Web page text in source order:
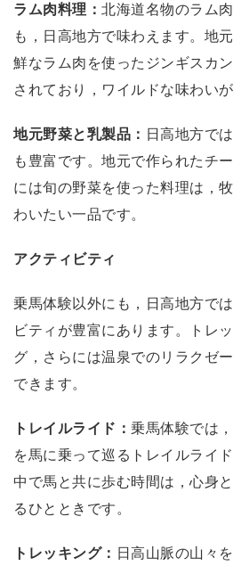
ラム肉料理： 北海道名物のラム
も，日高地方で味わえます。地
鮮なラム肉を使ったジンギスカ
されており，ワイルドな味わいが
地元野菜と乳製品： 日高地方で
も豊富です。地元で作られたチ
には旬の野菜を使った料理は，
わいたい一品です。
アクティビティ
乗馬体験以外にも，日高地方で
ビティが豊富にあります。トレ
グ，さらには温泉でのリラクゼ
できます。
トレイルライド： 乗馬体験では
を馬に乗って巡るトレイルライ
中で馬と共に歩む時間は，心身
るひとときです。
トレッキング： 日高山脈の山々